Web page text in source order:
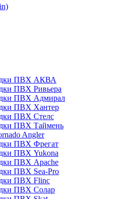
ПВХ АКВА
ПВХ Ривьера
ПВХ Адмирал
ПВХ Хантер
ПВХ Стелс
ПВХ Таймень
Angler
ПВХ Фрегат
ПВХ Yukona
ПВХ Apache
ПВХ Sea-Pro
ПВХ Flinc
ПВХ Солар